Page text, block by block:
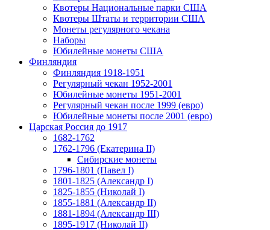
Квотеры Национальные парки США
Квотеры Штаты и территории США
Монеты регулярного чекана
Наборы
Юбилейные монеты США
Финляндия
Финляндия 1918-1951
Регулярный чекан 1952-2001
Юбилейные монеты 1951-2001
Регулярный чекан после 1999 (евро)
Юбилейные монеты после 2001 (евро)
Царская Россия до 1917
1682-1762
1762-1796 (Екатерина II)
Сибирские монеты
1796-1801 (Павел I)
1801-1825 (Александр I)
1825-1855 (Николай I)
1855-1881 (Александр II)
1881-1894 (Александр III)
1895-1917 (Николай II)